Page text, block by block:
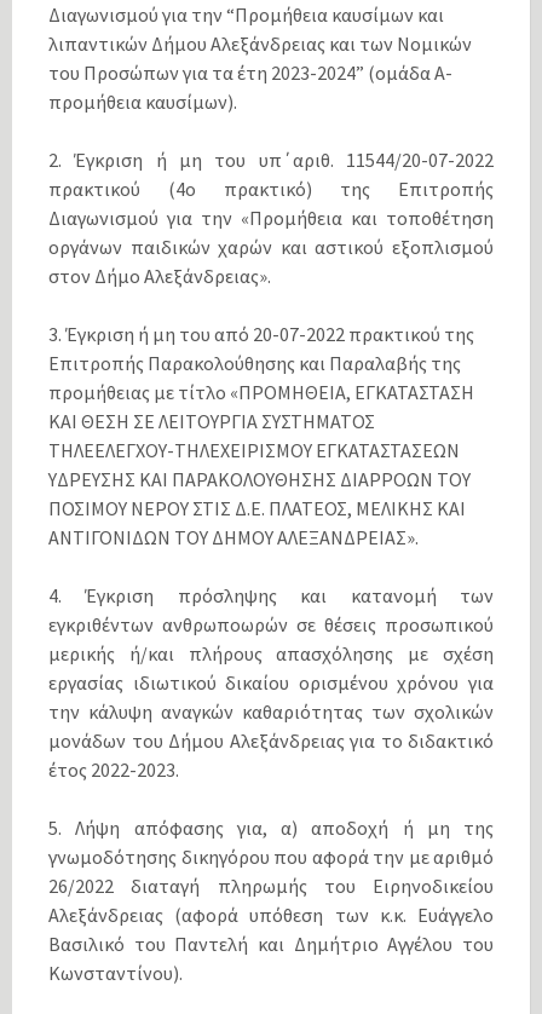
Διαγωνισμού για την “Προμήθεια καυσίμων και
λιπαντικών Δήμου Αλεξάνδρειας και των Νομικών
του Προσώπων για τα έτη 2023-2024” (ομάδα Α-
προμήθεια καυσίμων).
2. Έγκριση ή μη του υπ΄αριθ. 11544/20-07-2022
πρακτικού (4ο πρακτικό) της Επιτροπής
Διαγωνισμού για την «Προμήθεια και τοποθέτηση
οργάνων παιδικών χαρών και αστικού εξοπλισμού
στον Δήμο Αλεξάνδρειας».
3. Έγκριση ή μη του από 20-07-2022 πρακτικού της
Επιτροπής Παρακολούθησης και Παραλαβής της
προμήθειας με τίτλο «ΠΡΟΜΗΘΕΙΑ, ΕΓΚΑΤΑΣΤΑΣΗ
ΚΑΙ ΘΕΣΗ ΣΕ ΛΕΙΤΟΥΡΓΙΑ ΣΥΣΤΗΜΑΤΟΣ
ΤΗΛΕΕΛΕΓΧΟΥ-ΤΗΛΕΧΕΙΡΙΣΜΟΥ ΕΓΚΑΤΑΣΤΑΣΕΩΝ
ΥΔΡΕΥΣΗΣ ΚΑΙ ΠΑΡΑΚΟΛΟΥΘΗΣΗΣ ΔΙΑΡΡΟΩΝ ΤΟΥ
ΠΟΣΙΜΟΥ ΝΕΡΟΥ ΣΤΙΣ Δ.Ε. ΠΛΑΤΕΟΣ, ΜΕΛΙΚΗΣ ΚΑΙ
ΑΝΤΙΓΟΝΙΔΩΝ ΤΟΥ ΔΗΜΟΥ ΑΛΕΞΑΝΔΡΕΙΑΣ».
4. Έγκριση πρόσληψης και κατανομή των
εγκριθέντων ανθρωποωρών σε θέσεις προσωπικού
μερικής ή/και πλήρους απασχόλησης με σχέση
εργασίας ιδιωτικού δικαίου ορισμένου χρόνου για
την κάλυψη αναγκών καθαριότητας των σχολικών
μονάδων του Δήμου Αλεξάνδρειας για το διδακτικό
έτος 2022-2023.
5. Λήψη απόφασης για, α) αποδοχή ή μη της
γνωμοδότησης δικηγόρου που αφορά την με αριθμό
26/2022 διαταγή πληρωμής του Ειρηνοδικείου
Αλεξάνδρειας (αφορά υπόθεση των κ.κ. Ευάγγελο
Βασιλικό του Παντελή και Δημήτριο Αγγέλου του
Κωνσταντίνου).